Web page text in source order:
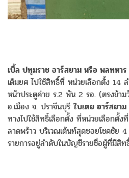
เบิ้ล ปทุมราช อาร์สยาม หรือ พลทหา
เต็มยศ ไปใช้สิทธิ์ที่ หน่วยเลือกตั้ง
หน้าประตูค่าย ร.2 พัน 2 รอ. (ตรงข้า
อ.เมือง จ. ปราจีนบุรีใบเตย อาร์สยา
ทางไปใช้สิทธิ์เลือกตั้ง ที่หน่วยเลือกตั้ง
ลาดพร้าว บริเวณเต้นท์สุดซอยโชคชัย
รายการอยู่ลำดับในบัญชีรายชื่อผู้ที่มีสิ